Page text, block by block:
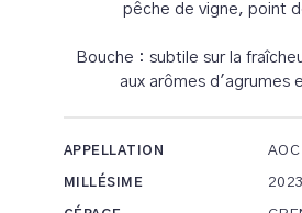
pêche de vigne, point
Bouche : subtile sur la
aux arômes d'agrumes
APPELLATION
MILLÉSIME 2023